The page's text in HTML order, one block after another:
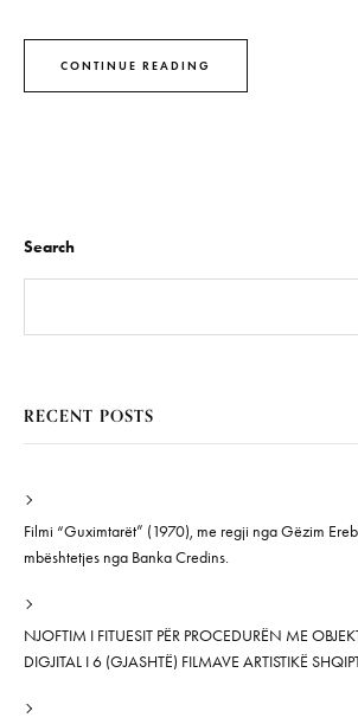
CONTINUE READING
Search
RECENT POSTS
Filmi “Guximtarët” (1970), me regji nga Gëzim
mbështetjes nga Banka Credins.
NJOFTIM I FITUESIT PËR PROCEDURËN ME
DIGJITAL I 6 (GJASHTË) FILMAVE ARTISTIKË